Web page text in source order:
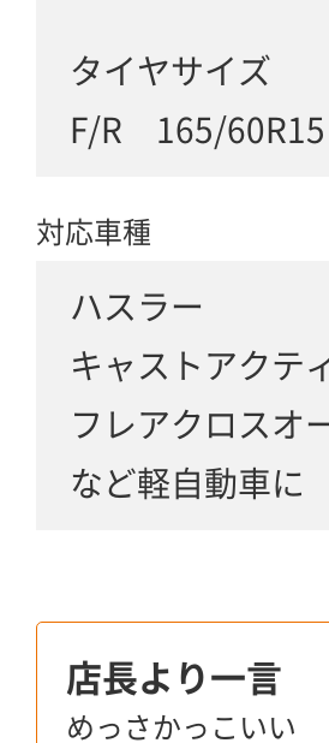
タイヤサイズ
F/R 165/
対応車種
ハスラー
キャストアクテ
フレアクロスオ
など軽自動車に
店長より一言
めっさかっこいい